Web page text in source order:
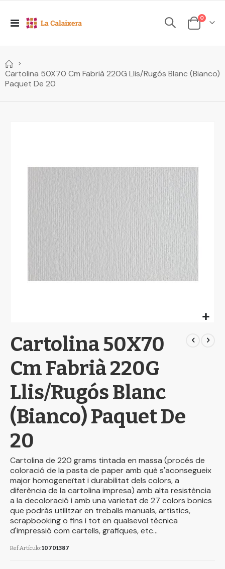
Toggle
Cesta
0elements
Cartolina 50X70 Cm Fabrià 220G Llis/Rugós Blanc (Bianco)
Paquet De 20
to
the
of
images
gallery
Cartolina 50X70
Cm Fabrià 220G
Llis/Rugós Blanc
(Bianco) Paquet De
20
Cartolina de 220 grams tintada en massa (procés de
coloració de la pasta de paper amb què s'aconsegueix
major homogeneïtat i durabilitat dels colors, a
diferència de la cartolina impresa) amb alta resistència
a la decoloració i amb una varietat de 27 colors bonics
que podràs utilitzar en treballs manuals, artístics,
scrapbooking o fins i tot en qualsevol tècnica
d'impressió com cartells, grafiques, etc...
Ref.Artículo 10701387